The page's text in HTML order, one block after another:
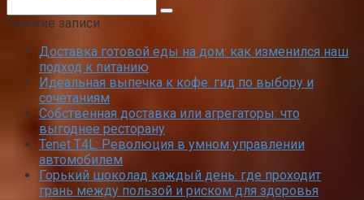
Свежие записи
Доставка готовой еды на дом: как изменился наш
подход к питанию
Идеальная выпечка к кофе: гид по выбору и
сочетаниям
Собственная доставка или агрегаторы: что
выгоднее ресторану
Tenet T4L: Революция в умном управлении
автомобилем
Горький шоколад каждый день: где проходит
грань между пользой и риском для здоровья